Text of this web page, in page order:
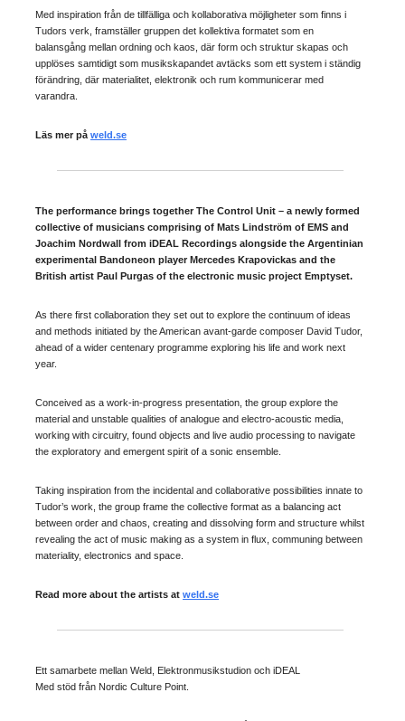
Med inspiration från de tillfälliga och kollaborativa möjligheter som finns i
Tudors verk, framställer gruppen det kollektiva formatet som en
balansgång mellan ordning och kaos, där form och struktur skapas och
upplöses samtidigt som musikskapandet avtäcks som ett system i ständig
förändring, där materialitet, elektronik och rum kommunicerar med
varandra.
Läs mer på weld.se
The performance brings together The Control Unit – a newly formed
collective of musicians comprising of Mats Lindström of EMS and
Joachim Nordwall from iDEAL Recordings alongside the Argentinian
experimental Bandoneon player Mercedes Krapovickas and the
British artist Paul Purgas of the electronic music project Emptyset.
As there first collaboration they set out to explore the continuum of ideas
and methods initiated by the American avant-garde composer David Tudor,
ahead of a wider centenary programme exploring his life and work next
year.
Conceived as a work-in-progress presentation, the group explore the
material and unstable qualities of analogue and electro-acoustic media,
working with circuitry, found objects and live audio processing to navigate
the exploratory and emergent spirit of a sonic ensemble.
Taking inspiration from the incidental and collaborative possibilities innate to
Tudor’s work, the group frame the collective format as a balancing act
between order and chaos, creating and dissolving form and structure whilst
revealing the act of music making as a system in flux, communing between
materiality, electronics and space.
Read more about the artists at weld.se
Ett samarbete mellan Weld, Elektronmusikstudion och iDEAL
Med stöd från Nordic Culture Point.